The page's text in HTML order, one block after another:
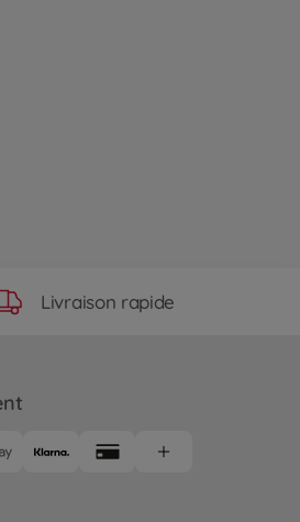
Livraison rapide